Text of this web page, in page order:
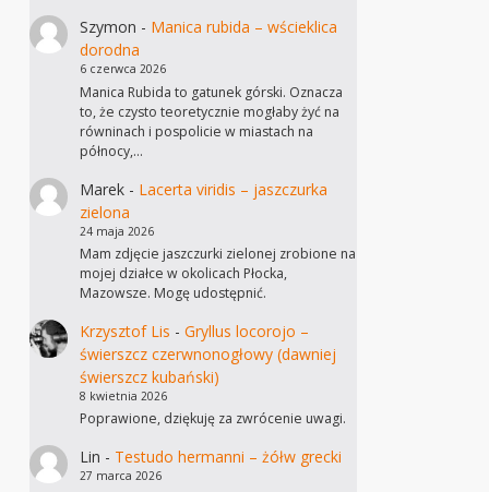
Szymon - Manica rubida – wścieklica
dorodna
6 czerwca 2026
Manica Rubida to gatunek górski. Oznacza
to, że czysto teoretycznie mogłaby żyć na
równinach i pospolicie w miastach na
północy,…
Marek- Lacerta viridis – jaszczurka
zielona
24 maja 2026
Mam zdjęcie jaszczurki zielonej zrobione na
mojej działce w okolicach Płocka,
Mazowsze. Mogę udostępnić.
Krzysztof Lis - Gryllus locorojo –
świerszcz czerwnonogłowy (dawniej
świerszcz kubański)
8 kwietnia 2026
Poprawione, dziękuję za zwrócenie uwagi.
Lin - Testudo hermanni – żółw grecki
27 marca 2026